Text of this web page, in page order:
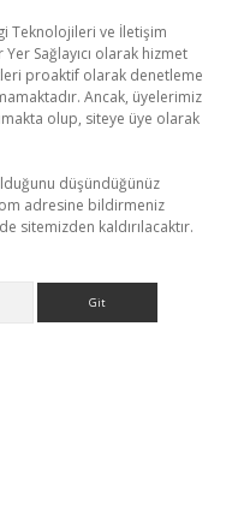
Teknolojileri ve İletişim
Sağlayıcı olarak hizmet
proaktif olarak denetleme
Ancak, üyelerimiz
olup, siteye üye olarak
düşündüğünüz
adresine bildirmeniz
sitemizden kaldırılacaktır.